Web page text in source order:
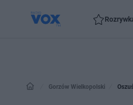
Gorzów Wielkopolski